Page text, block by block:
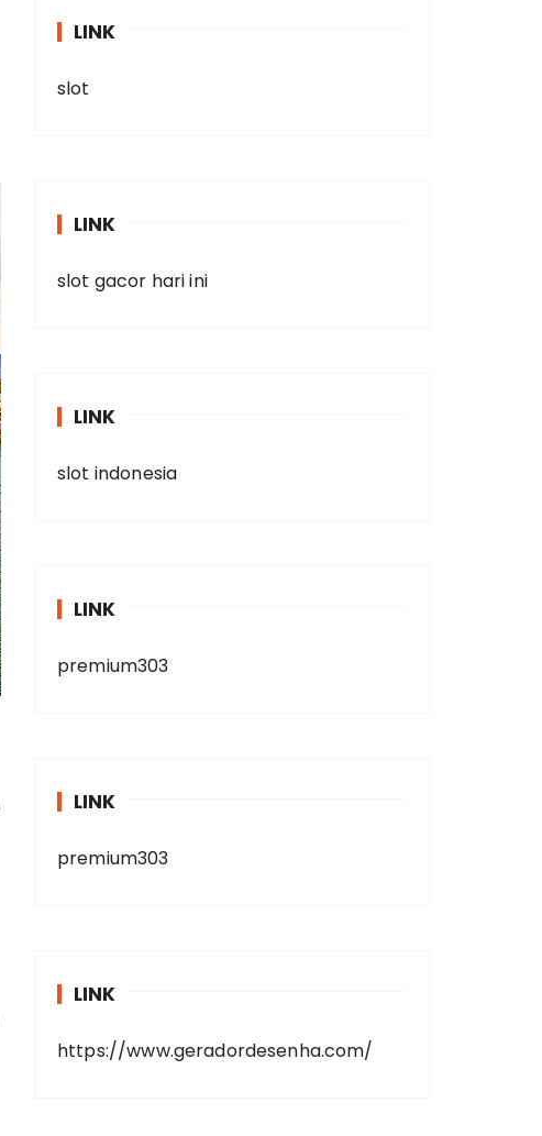
LINK
slot
LINK
slot gacor hari ini
LINK
slot indonesia
LINK
premium303
LINK
premium303
LINK
https://www.geradordesenha.com/